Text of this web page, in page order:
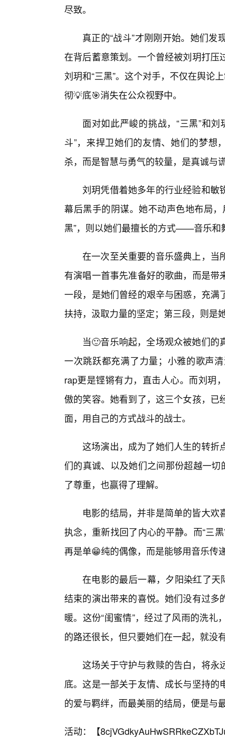
尽致。
真正的“战斗”才刚刚开始。她们
在背后蓄意策划。一个曾经被刘玥打
刘玥和“三黑”。这个对手，不仅在舆论
彻💡底🎯消失在公众视野中。
面对如此严峻的挑战，“三黑”和
斗”，来捍卫她们的友情、她们的梦想
杀，而是智慧与勇气的较量，是真诚与
刘玥凭借着她多年的行业经验和敏
幕后黑手的阴谋。她不动声色地布局
黑”，则以她们最擅长的方式——音乐和
在一次至关重要的音乐盛典上，当
有演唱一首事先准备好的歌曲，而是
一段，是她们曾经的艰辛与困惑，充
扶持，汲取力量的坚定；第三段，则是
当🙂音乐响起，全场观众被她们
一次跳跃都充满了力量；小雅的歌声
rap更是铿锵有力，直击人心。而刘玥
傲的笑容。她看到了，这三个女孩，
面，用自己的方式战斗的战士。
这场演出，成为了她们人生的转折
们的真诚、以及她们之间那份超越一
了尊重，也赢得了理解。
电影的结局，并非是简单的皆大
执念，重新找回了内心的平静。而“三
再是单😁纯的偶像，而是能够用音乐传
在电影的最后一幕，夕阳染红了天
结束的演出带来的喜悦。她们没有过
暖。这份“闺蜜情”，经过了风雨的洗
的路还很长，但只要她们在一起，就没
这场关于守护与救赎的告白，将永
底。这是一部关于友情、成长与坚持
的爱与羁绊，而最美丽的结局，便是
活动：【